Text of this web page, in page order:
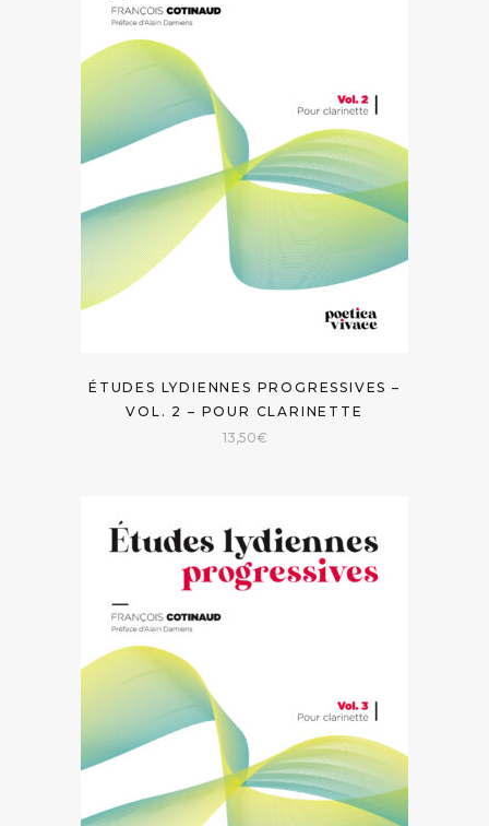
ÉTUDES LYDIENNES PROGRESSIVES –
VOL. 2 – POUR CLARINETTE
13,50€